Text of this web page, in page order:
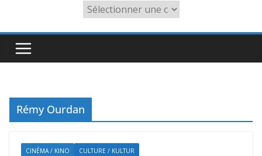
Rubriques
Rémy Ourdan
CINÉMA / KINO
CULTURE / KULTUR